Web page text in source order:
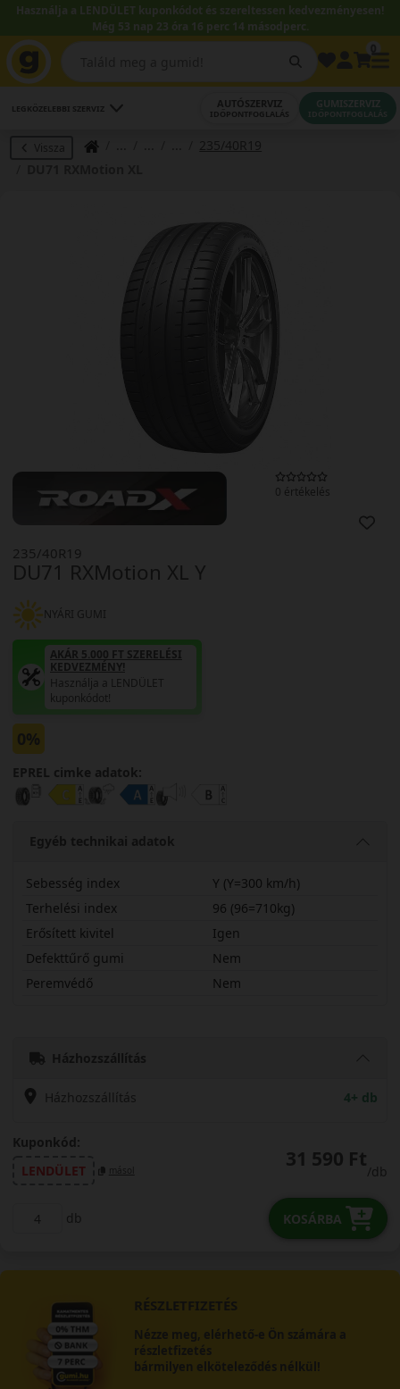
Használja a LENDÜLET kuponkódot és szereltessen kedvezményesen!
Még 53 nap 23 óra 16 perc 14 másodperc.
LEGKÖZELEBBI SZERVIZ AUTÓSZERVIZ
IDŐPONTFOGLALÁS
GUMISZERVIZ
IDŐPONTFOGLALÁS
Vissza
235/40R19
0 értékelés
DU71 RXMotion XL Y
235/40R19
NYÁRI GUMI
AKÁR 5.000 FT SZERELÉSI
KEDVEZMÉNY!
Használja a LENDÜLET
kuponkódot!
0%
EPREL cimke adatok:
Egyéb technikai adatok
Sebesség index
Y (Y=300 km/h)
Terhelési index
96 (96=710kg)
Erősített kivitel
Igen
Defekttűrő gumi
Nem
Peremvédő
Nem
Házhozszállítás
Házhozszállítás 4+ db
Kuponkód:
LENDÜLET
másol 31 590 Ft
/db
db KOSÁRBA
RÉSZLETFIZETÉS
Nézze meg, elérhető-e Ön számára a
részletfizetés
bármilyen elköteleződés nélkül!